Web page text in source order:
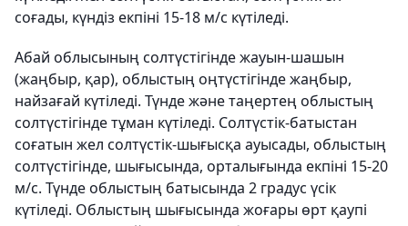
соғады, күндіз екпіні 15-18 м/с күтіледі.
Абай облысының солтүстігінде жауын-шашын
(жаңбыр, қар), облыстың оңтүстігінде жаңбыр,
найзағай күтіледі. Түнде және таңертең облыстың
солтүстігінде тұман күтіледі. Солтүстік-батыстан
соғатын жел солтүстік-шығысқа ауысады, облыстың
солтүстігінде, шығысында, орталығында екпіні 15-20
м/с. Түнде облыстың батысында 2 градус үсік
күтіледі. Облыстың шығысында жоғары өрт қаупі